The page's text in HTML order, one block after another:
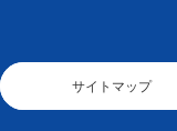
サイトマップ